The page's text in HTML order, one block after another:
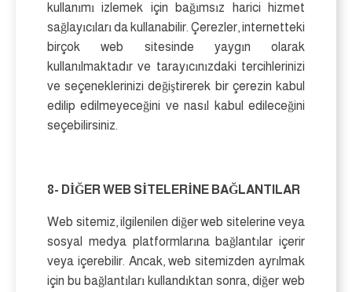
kullanımı izlemek için bağımsız harici hizmet
sağlayıcıları da kullanabilir. Çerezler, internetteki
birçok web sitesinde yaygın olarak
kullanılmaktadır ve tarayıcınızdaki tercihlerinizi
ve seçeneklerinizi değiştirerek bir çerezin kabul
edilip edilmeyeceğini ve nasıl kabul edileceğini
seçebilirsiniz.
8- DİĞER WEB SİTELERİNE BAĞLANTILAR
Web sitemiz, ilgilenilen diğer web sitelerine veya
sosyal medya platformlarına bağlantılar içerir
veya içerebilir. Ancak, web sitemizden ayrılmak
için bu bağlantıları kullandıktan sonra, diğer web